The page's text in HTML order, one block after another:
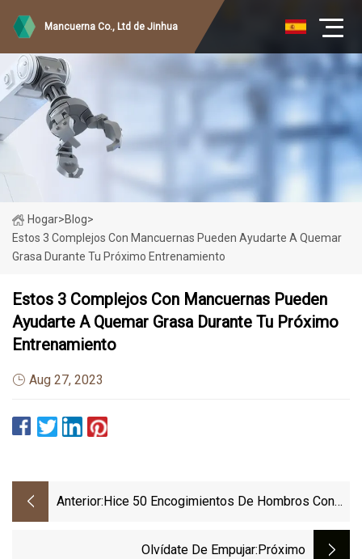
Mancuerna Co., Ltd de Jinhua
Hogar>Blog>
Estos 3 Complejos Con Mancuernas Pueden Ayudarte A Quemar
Grasa Durante Tu Próximo Entrenamiento
Estos 3 Complejos Con Mancuernas Pueden
Ayudarte A Quemar Grasa Durante Tu Próximo
Entrenamiento
Aug 27, 2023
Anterior: Hice 50 Encogimientos De Hombros Con
Esto Es Lo Que Pasó Con Mis Hombros
Olvídate De Empujar:próximo